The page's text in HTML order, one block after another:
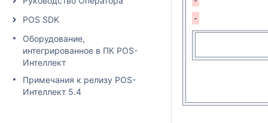
POS SDK
Оборудование,
интегрированное в ПК POS-
Интеллект
Примечания к релизу POS-
Интеллект 5.4